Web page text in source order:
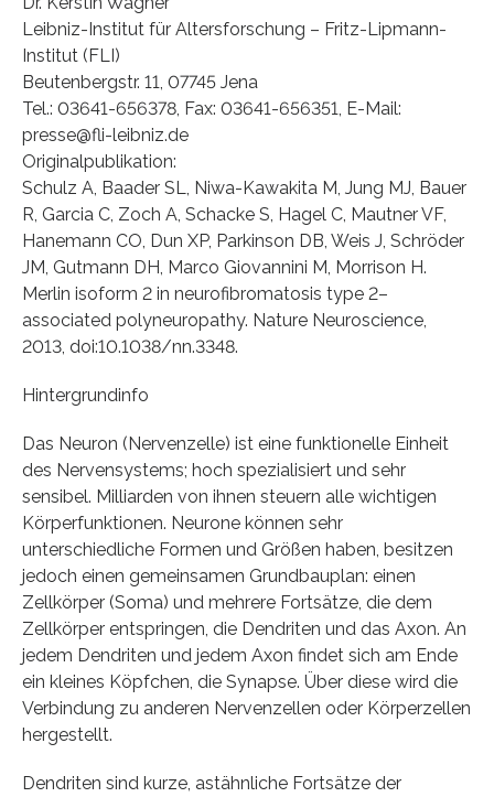
Leibniz-Institut für Altersforschung – Fritz-Lipmann-
Institut (FLI)
Beutenbergstr. 11, 07745 Jena
Tel.: 03641-656378, Fax: 03641-656351, E-Mail:
presse@fli-leibniz.de
Originalpublikation:
Schulz A, Baader SL, Niwa-Kawakita M, Jung MJ, Bauer
R, Garcia C, Zoch A, Schacke S, Hagel C, Mautner VF,
Hanemann CO, Dun XP, Parkinson DB, Weis J, Schröder
JM, Gutmann DH, Marco Giovannini M, Morrison H.
Merlin isoform 2 in neurofibromatosis type 2–
associated polyneuropathy. Nature Neuroscience,
2013, doi:10.1038/nn.3348.
Hintergrundinfo
Das Neuron (Nervenzelle) ist eine funktionelle Einheit
des Nervensystems; hoch spezialisiert und sehr
sensibel. Milliarden von ihnen steuern alle wichtigen
Körperfunktionen. Neurone können sehr
unterschiedliche Formen und Größen haben, besitzen
jedoch einen gemeinsamen Grundbauplan: einen
Zellkörper (Soma) und mehrere Fortsätze, die dem
Zellkörper entspringen, die Dendriten und das Axon. An
jedem Dendriten und jedem Axon findet sich am Ende
ein kleines Köpfchen, die Synapse. Über diese wird die
Verbindung zu anderen Nervenzellen oder Körperzellen
hergestellt.
Dendriten sind kurze, astähnliche Fortsätze der